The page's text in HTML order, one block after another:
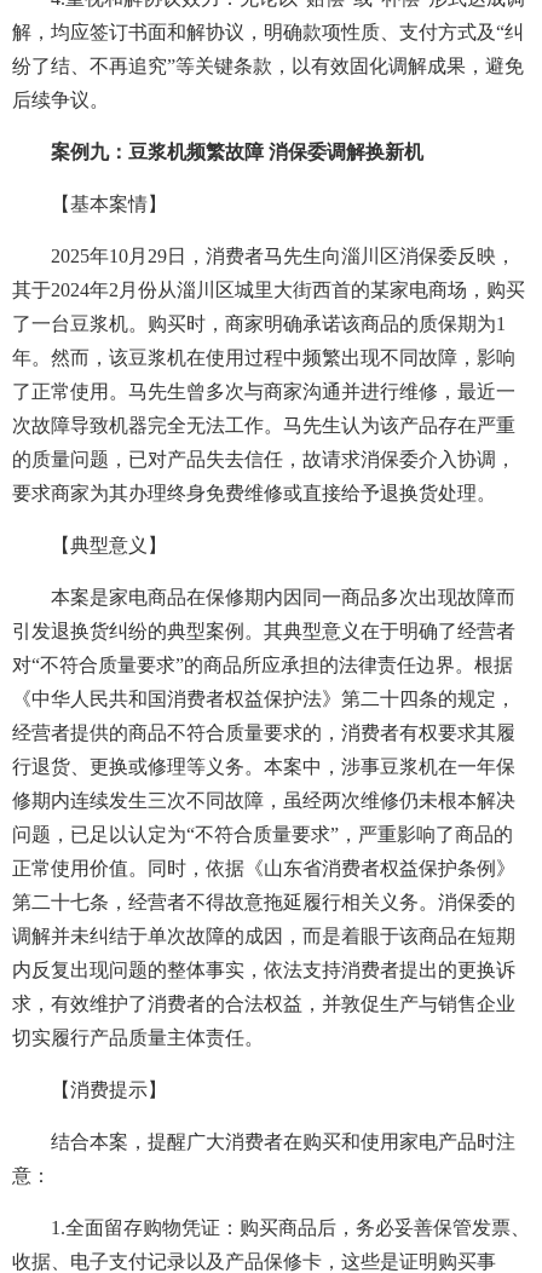
解，均应签订书面和解协议，明确款项性质、支付方式及“纠
纷了结、不再追究”等关键条款，以有效固化调解成果，避免
后续争议。
案例九：豆浆机频繁故障 消保委调解换新机
【基本案情】
2025年10月29日，消费者马先生向淄川区消保委反映，
其于2024年2月份从淄川区城里大街西首的某家电商场，购买
了一台豆浆机。购买时，商家明确承诺该商品的质保期为1
年。然而，该豆浆机在使用过程中频繁出现不同故障，影响
了正常使用。马先生曾多次与商家沟通并进行维修，最近一
次故障导致机器完全无法工作。马先生认为该产品存在严重
的质量问题，已对产品失去信任，故请求消保委介入协调，
要求商家为其办理终身免费维修或直接给予退换货处理。
【典型意义】
本案是家电商品在保修期内因同一商品多次出现故障而
引发退换货纠纷的典型案例。其典型意义在于明确了经营者
对“不符合质量要求”的商品所应承担的法律责任边界。根据
《中华人民共和国消费者权益保护法》第二十四条的规定，
经营者提供的商品不符合质量要求的，消费者有权要求其履
行退货、更换或修理等义务。本案中，涉事豆浆机在一年保
修期内连续发生三次不同故障，虽经两次维修仍未根本解决
问题，已足以认定为“不符合质量要求”，严重影响了商品的
正常使用价值。同时，依据《山东省消费者权益保护条例》
第二十七条，经营者不得故意拖延履行相关义务。消保委的
调解并未纠结于单次故障的成因，而是着眼于该商品在短期
内反复出现问题的整体事实，依法支持消费者提出的更换诉
求，有效维护了消费者的合法权益，并敦促生产与销售企业
切实履行产品质量主体责任。
【消费提示】
结合本案，提醒广大消费者在购买和使用家电产品时注
意：
1.全面留存购物凭证：购买商品后，务必妥善保管发票、
收据、电子支付记录以及产品保修卡，这些是证明购买事